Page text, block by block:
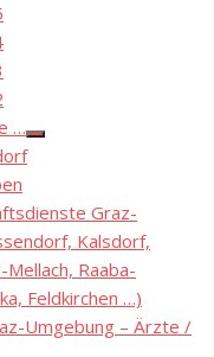
…
Show
Graz-
Kalsdorf,
Raaba-
Feldkirchen …)
Umgebung – Ärzte /